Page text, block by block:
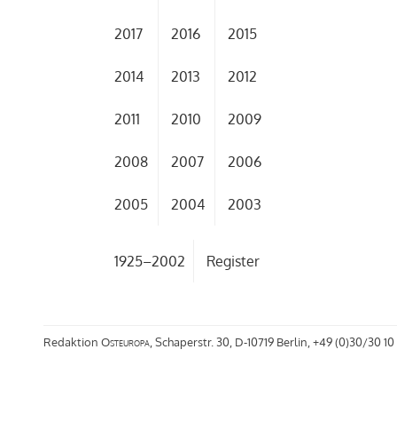
2017 2016 2015
2014 2013 2012
2011 2010 2009
2008 2007 2006
2005 2004 2003
1925–2002 Register
Redaktion Osteuropa, Schaperstr. 30, D-10719 Berlin, +49 (0)30/30